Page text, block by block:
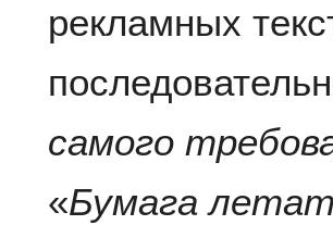
рекламных
самого
«Бумага